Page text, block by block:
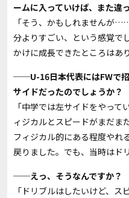
ームに入っていけば、また違
「そう、かもしれませんが
分よりすごい、という感覚で
かけに成長できたところはあ
──U-16日本代表にはFWで
サイドだったのでしょうか？
「中学では左サイドをやっ
ィジカルとスピードがまだま
フィジカル的にある程度やれ
戻りました。でも、当時はド
──えっ、そうなんですか？
「ドリブルはしたいけど、